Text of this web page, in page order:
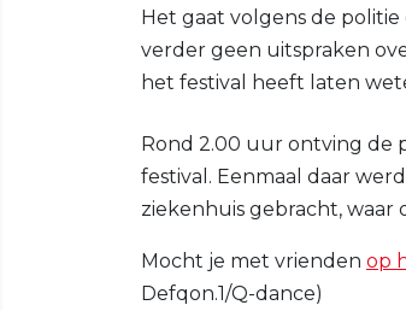
Het gaat volgens de politie
verder geen uitspraken
het festival heeft laten
Rond 2.00 uur ontving de
festival. Eenmaal daar
ziekenhuis gebracht, waar
Mocht je met vrienden op
Defqon.1/Q-dance)